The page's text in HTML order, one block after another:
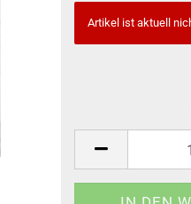
Artikel ist aktuell